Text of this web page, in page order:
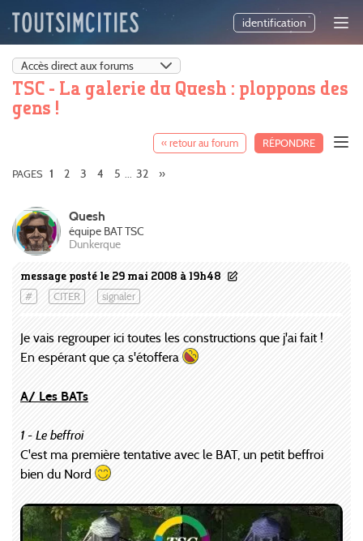
identification
TSC - La galerie du Quesh : ploppons des
gens !
« retour au forum RÉPONDRE
PAGES 1 2 3 4 5 ... 32 »
message posté le 29 mai 2008 à 19h48
# CITER signaler
Quesh
équipe BAT TSC
Dunkerque
Je vais regrouper ici toutes les constructions que j'ai fait !
En espérant que ça s'étoffera
A/ Les BATs
1 - Le beffroi
C'est ma première tentative avec le BAT, un petit beffroi
bien du Nord